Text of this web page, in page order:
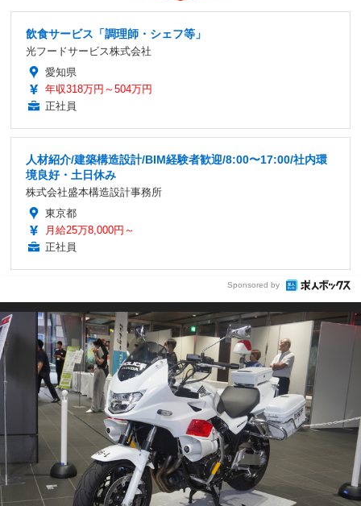
飲食サービス「調理師・シェフ等」
光フードサービス株式会社
愛知県
年収318万円～504万円
正社員
人材紹介/建築構造設計/BIM経験者歓迎/8:00〜17:00/社内環
境良好・土日休み
株式会社盛本構造設計事務所
東京都
月給25万8,000円～
正社員
Sponsored by